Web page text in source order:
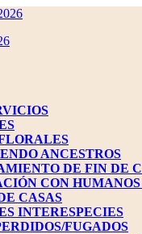
ANCESTROS
DE FIN DE
CON
CASAS
INTERESPECIES
FUGADOS